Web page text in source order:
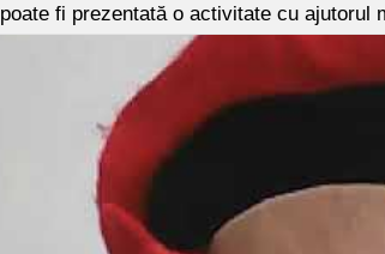
fi prezentată o activitate cu ajutorul